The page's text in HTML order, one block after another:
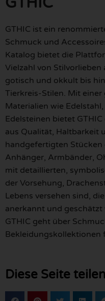
GTHIC ist ein
Schmuck und
Katalog bietet die
Vielzahl von
gotisch und okkult bis
Tierkreis-Stilen. Mit
Materialien wie
Edelsteinen bietet
aus Qualität, Haltbarkeit
handgefertigten Stücken
Anhänger, Armbänder,
mit detaillierten,
der Vorsehung,
Lebens versehen sind,
anerkannt und
GTHIC geht über
Bekleidungskollektionen
Diese Seite teilen